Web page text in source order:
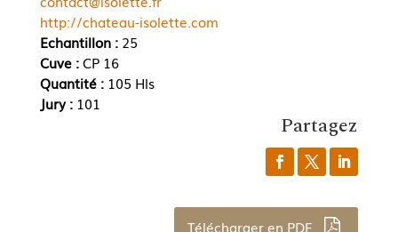
http://chateau-isolette.com
Echantillon :25
Cuve :CP 16
Quantité : 105 Hls
Jury : 101
Partagez
Télécharger en PDF